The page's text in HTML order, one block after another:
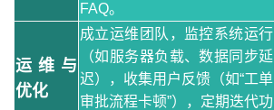
FAQ。
运维与
优化
成立运维团队，监控系统运行
（如服务器负载、数据同步延
迟），收集用户反馈（如“工单
审批流程卡顿”），定期迭代功